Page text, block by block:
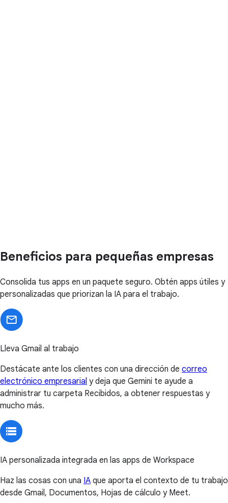
Beneficios para pequeñas empresas
Consolida tus apps en un paquete seguro. Obtén apps útiles y
personalizadas que priorizan la IA para el trabajo.
Lleva Gmail al trabajo
Destácate ante los clientes con una dirección de correo
electrónico empresarial y deja que Gemini te ayude a
administrar tu carpeta Recibidos, a obtener respuestas y
mucho más.
IA personalizada integrada en las apps de Workspace
Haz las cosas con una IA que aporta el contexto de tu trabajo
desde Gmail, Documentos, Hojas de cálculo y Meet.